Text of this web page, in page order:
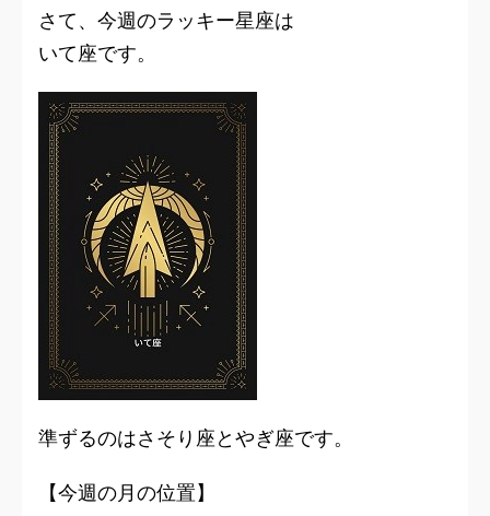
さて、今週のラッキー星座は
いて座です。
準ずるのはさそり座とやぎ座です。
【今週の月の位置】